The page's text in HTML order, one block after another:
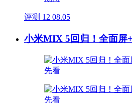
评测 12 08.05
小米MIX 5回归！全面屏